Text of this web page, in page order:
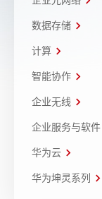
数据存储
计算
智能协作
企业无线
企业服务与软件
华为云
华为坤灵系列